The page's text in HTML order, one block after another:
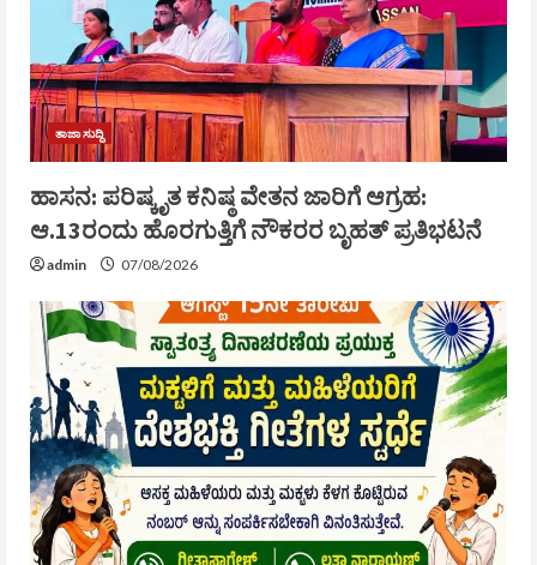
ತಾಜಾ ಸುದ್ದಿ
ಹಾಸನ: ಪರಿಷ್ಕೃತ ಕನಿಷ್ಠ ವೇತನ ಜಾರಿಗೆ ಆಗ್ರಹ:
ಆ.13ರಂದು ಹೊರಗುತ್ತಿಗೆ ನೌಕರರ ಬೃಹತ್ ಪ್ರತಿಭಟನೆ
admin 07/08/2026